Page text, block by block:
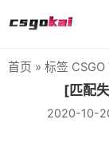
首页 » 标签
[匹配
2020-10-